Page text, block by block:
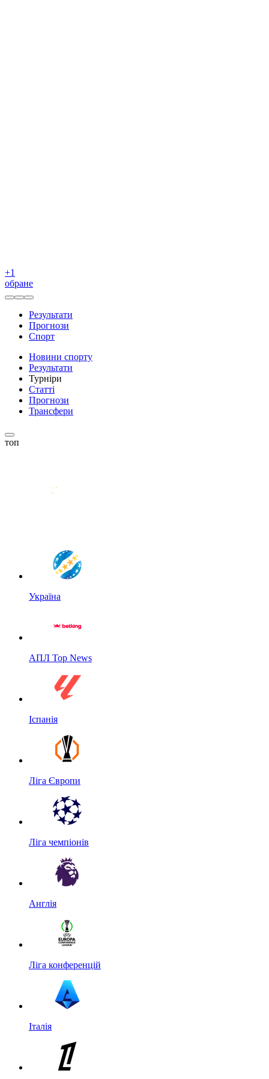
+1
обране
Результати
Прогнози
Спорт
Новини спорту
Результати
Турніри
Статті
Прогнози
Трансфери
топ
Україна
АПЛ Top News
Іспанія
Ліга Європи
Ліга чемпіонів
Англія
Ліга конференцій
Італія